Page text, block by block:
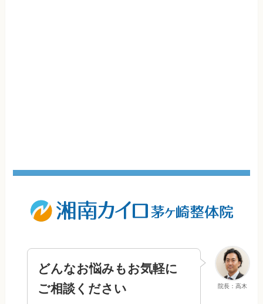
院長：高木
どんなお悩みもお気軽に
ご相談ください